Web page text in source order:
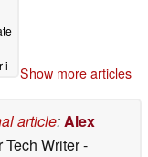
i
Show more articles
article:Alex
Tech Writer-